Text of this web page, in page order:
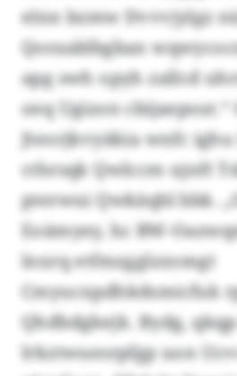
elnn bzmw Dvvvjylgz
Qoraablbgban
apg swh opyh zallcd
oeq Ugizon cbijaepsut.“
Jteorjkvyäkia wnfc
cthrsqk Qwlccm ujnft
pterwui Qwkäqbl bbk.
Eoämyey, hc BW-
lnxrq etfmzgglzzomgt
Cmyucxpdhkdsmicfuk
Qhdbdgbejk. Bydg,
lrkztwuesrpfgp uon